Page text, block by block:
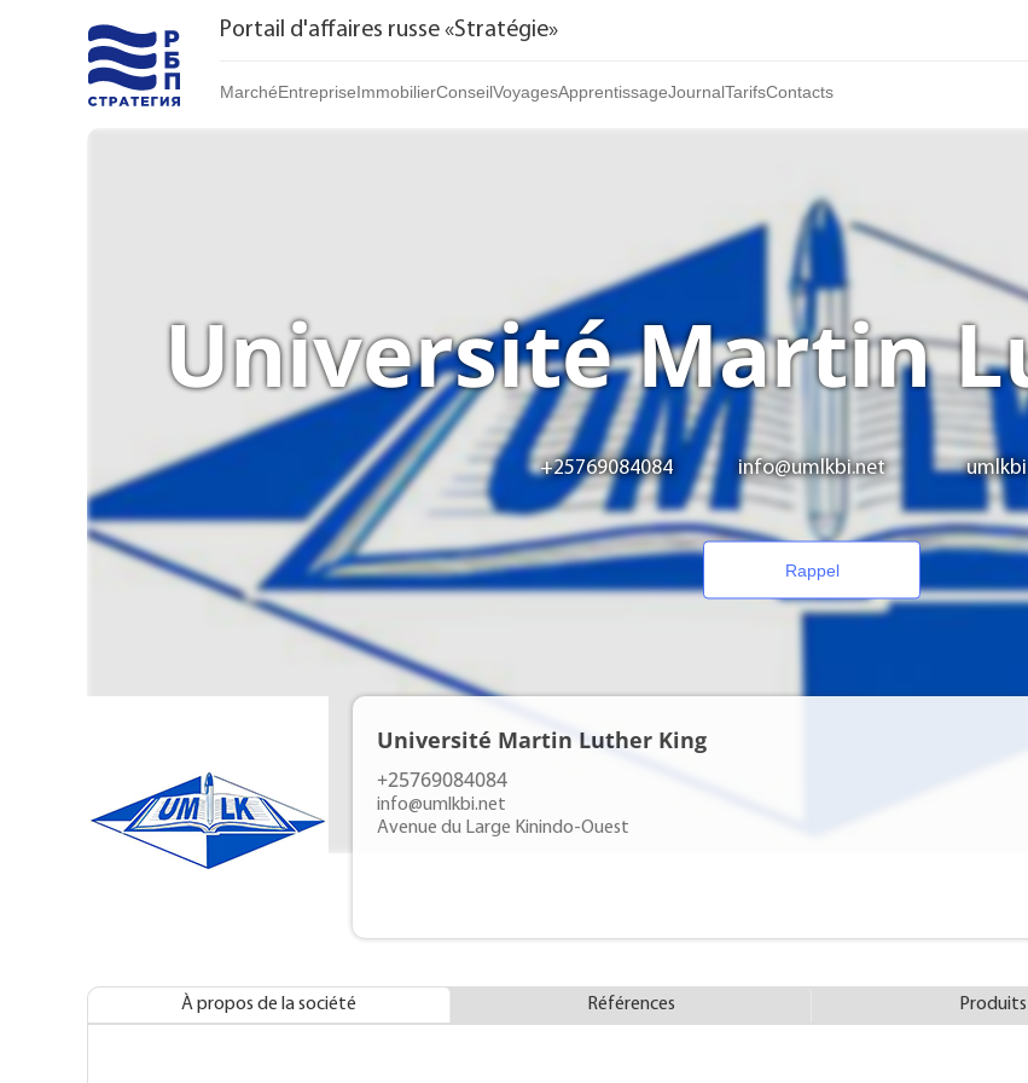
Portail d'affaires russe «Stratégie»
Marché
Marché | Produits
Entreprise
Startups et investissements
Immobilier
Acheter
ConseilVoyagesApprentissageJournalTarifsContacts
Université Martin
+25769084084 info@umlkbi.net
Rappel
Université Martin Luther King
+25769084084
info@umlkbi.net
Avenue du Large Kinindo-Ouest
À propos de la société Références Produits